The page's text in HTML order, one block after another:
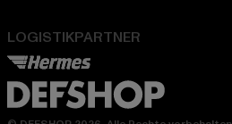
LOGISTIKPARTNER